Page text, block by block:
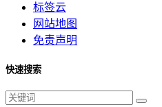
标签云
网站地图
免责声明
快速搜索